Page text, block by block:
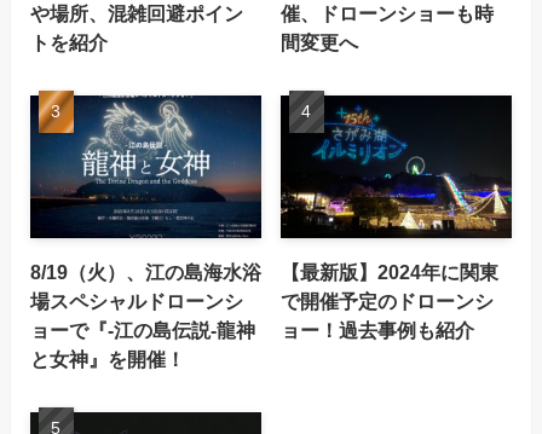
や場所、混雑回避ポイン
トを紹介
催、ドローンショーも時
間変更へ
8/19（火）、江の島海水浴
場スペシャルドローンシ
ョーで『-江の島伝説-龍神
と女神』を開催！
【最新版】2024年に関東
で開催予定のドローンシ
ョー！過去事例も紹介